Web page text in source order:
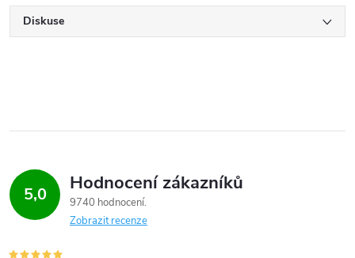
Diskuse
5,0 Hodnocení zákazníků
9740 hodnocení
Zobrazit recenze